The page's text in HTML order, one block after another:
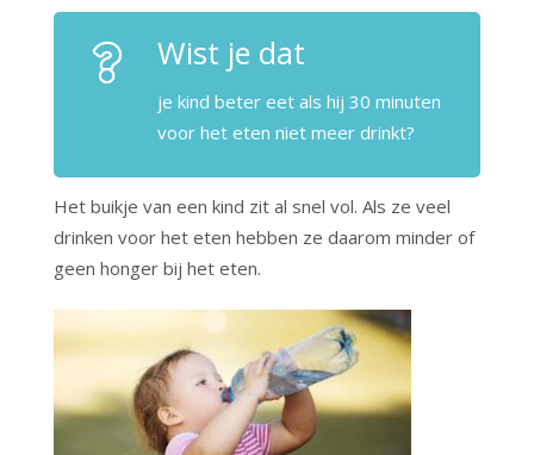
Wist je dat
je kind beter eet als hij 30 minuten
voor het eten niet meer drinkt?
Het buikje van een kind zit al snel vol. Als ze veel
drinken voor het eten hebben ze daarom minder of
geen honger bij het eten.